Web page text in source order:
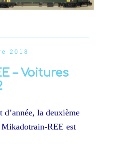
2018
– Voitures
d’année, la deuxième
REE est